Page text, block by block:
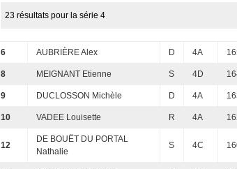
23 résultats pour la série 4
6 AUBRIÈRE Alex D 4A
8 MEIGNANT Etienne S 4D
9 DUCLOSSON Michèle D 4A
10 VADEE Louisette R 4A
12
DE BOUËT DU PORTAL
Nathalie
S 4C